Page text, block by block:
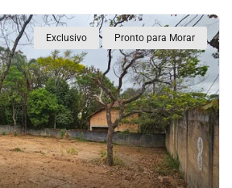
Exclusivo Pronto para Morar